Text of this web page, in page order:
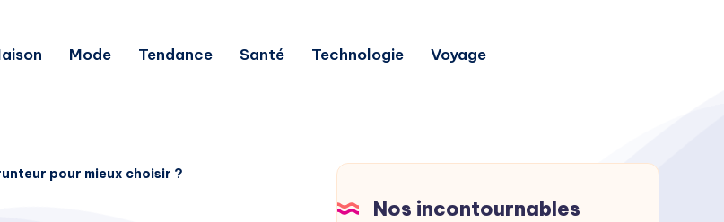
Mode Tendance Santé Technologie Voyage
pour mieux choisir ?
Nos incontournables